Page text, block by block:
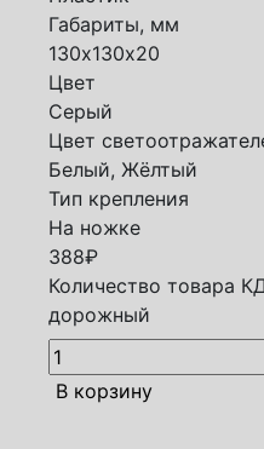
Габариты, мм
130х130х20
Цвет
Серый
Цвет
Белый, Жёлтый
Тип крепления
На ножке
388₽
Количество товара
дорожный
В корзину